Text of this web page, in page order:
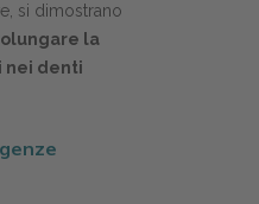
si dimostrano
la
nei denti